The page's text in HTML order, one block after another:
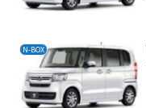
N-BOX